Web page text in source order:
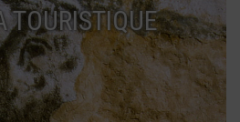
TOURISTIQUE